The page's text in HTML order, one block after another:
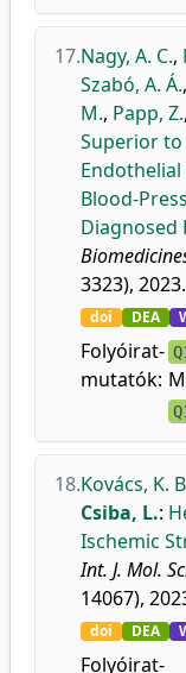
17.Nagy, A. C.,
Szabó, A. Á.,
M., Papp, Z.,
Superior
Blood-
Diagnosed
3323), 2023.
doi DEA
Folyóirat-
mutatók:
18.Kovács, K.
Csiba, L.:
Ischemic
Int. J. Mol.
14067),
doi DEA
Folyóirat-